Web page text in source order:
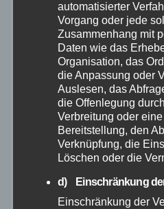
Januar 2026
Dezember 2025
November 2025
Oktober 2025
September 2025
August 2025
automatisierter
Vorgang oder jede
Zusammenhang mit
Daten wie das
Organisation, das
die Anpassung oder
Auslesen, das
die Offenlegung
Verbreitung oder
Bereitstellung, den
Verknüpfung, die
Löschen oder die
d) Einschränkung
Einschränkung der